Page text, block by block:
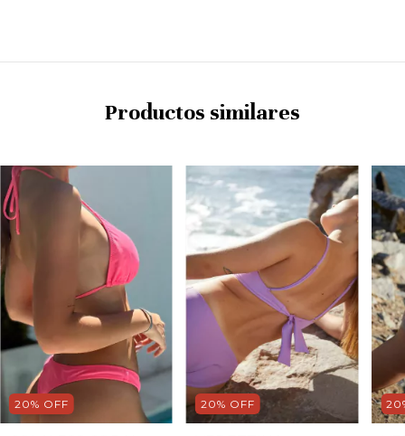
Productos similares
20% OFF 20% OFF